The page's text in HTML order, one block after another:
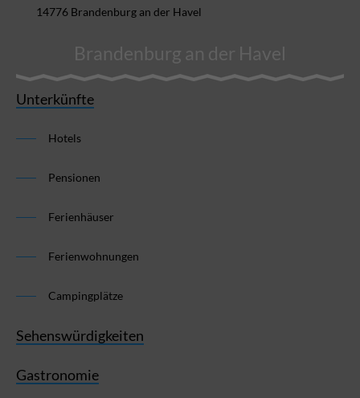
14776 Brandenburg an der Havel
Brandenburg an der Havel
Unterkünfte
Hotels
Pensionen
Ferienhäuser
Ferienwohnungen
Campingplätze
Sehenswürdigkeiten
Gastronomie